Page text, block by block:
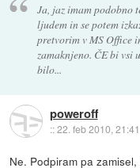
Ja, jaz imam podobno
ljudem in se potem
pretvorim v MS Office
zamaknjeno. ČE bi vsi
bilo...
poweroff
::22. feb 2010, 21:41
Ne. Podpiram pa